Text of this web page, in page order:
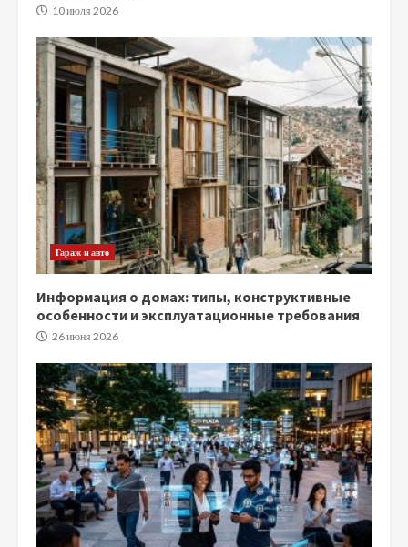
10 июля 2026
Гараж и авто
Информация о домах: типы, конструктивные
особенности и эксплуатационные требования
26 июня 2026